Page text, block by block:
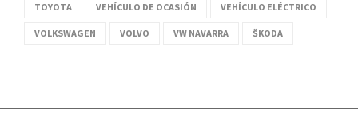
TOYOTA VEHÍCULO DE OCASIÓN VEHÍCULO ELÉCTRICO
VOLKSWAGEN VOLVO VW NAVARRA ŠKODA